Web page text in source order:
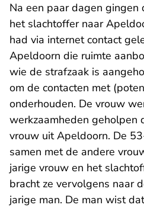
Na een paar dagen
het slachtoffer naar
had via internet contact
Apeldoorn die ruimte
wie de strafzaak is
om de contacten met
onderhouden. De vrouw
werkzaamheden geholpen
vrouw uit Apeldoorn. De
samen met de andere
jarige vrouw en het
bracht ze vervolgens naar
jarige man. De man wist